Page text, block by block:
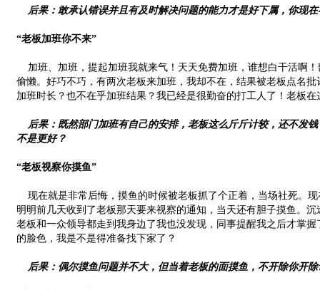
后果：敢承认错误并且有及时解决问题的能力才是好下属，你现
“老板加班你不来”
加班、加班，提起加班我就来气！天天免费加班，谁想白干活啊
偷懒。好巧不巧，有两次老板来加班，我却不在，结果被老板点名
加班时长？也不在乎加班结果？我已经是很勤奋的打工人了！老板
后果：既然部门加班有自己的安排，老板这么斤斤计较，还不发
不是更好？
“老板视察你摸鱼”
现在就是非常后悔，摸鱼的时候被老板抓了个正着，当场社死。
明明前几天收到了老板那天要来视察的通知，当天还有胆子摸鱼。
老板和一众领导都走到我身边了我也没发现，同事提醒我之后才掌
的脸色，我是不是得准备找下家了？
后果：偶尔摸鱼问题并不大，但当着老板的面摸鱼，不开除你开除